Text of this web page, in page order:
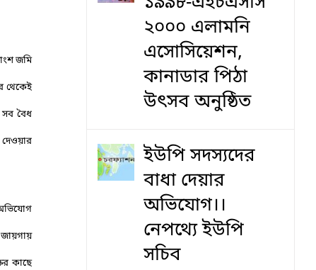
জমি
থেকেই
সব বৈধ
কাছে
২০০০ এলামনি
এসোসিয়েশন,
কানাডার পিঠা
উৎসব অনুষ্ঠিত
ইউপি সদস্যদের
বাধা দেয়ার
অভিযোগ।।
নেপথ্যে ইউপি
সচিব